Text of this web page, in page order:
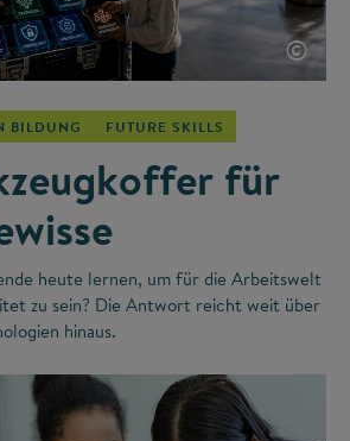
©
BILDUNG FUTURE SKILLS
für
heute lernen, um für die Arbeitswelt
zu sein? Die Antwort reicht weit über
hinaus.